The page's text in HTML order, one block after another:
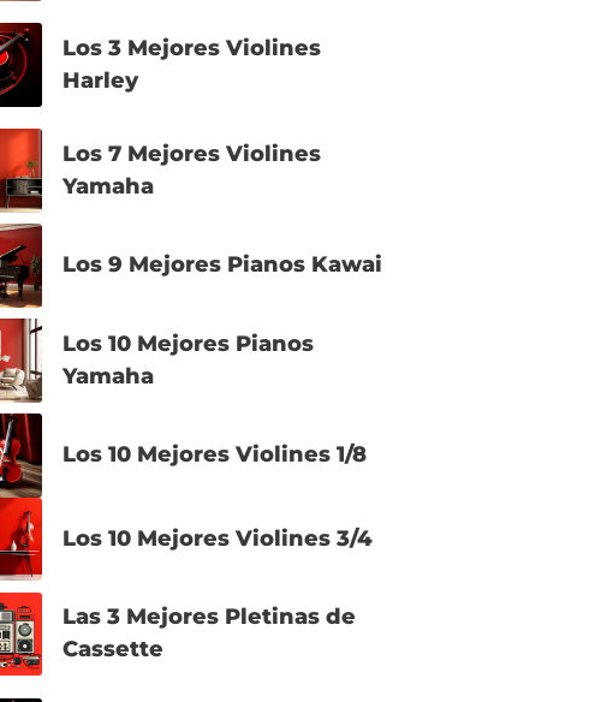
Los 3 Mejores Violines
Harley
Los 7 Mejores Violines
Yamaha
Los 9 Mejores Pianos Kawai
Los 10 Mejores Pianos
Yamaha
Los 10 Mejores Violines 1/8
Los 10 Mejores Violines 3/4
Las 3 Mejores Pletinas de
Cassette